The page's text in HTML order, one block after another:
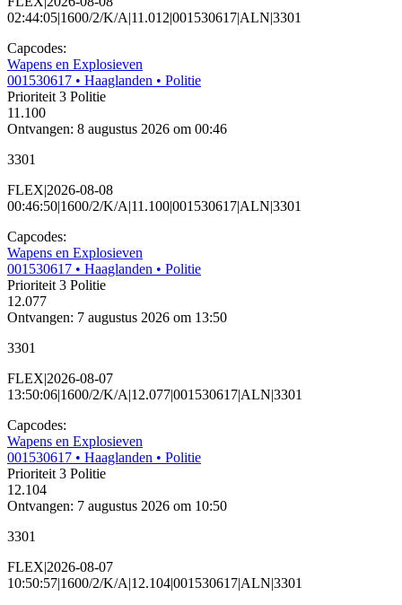
02:44:05|1600/2/K/A|11.012|001530617|ALN|3301
Capcodes:
Wapens en Explosieven
001530617 • Haaglanden • Politie
Prioriteit 3 Politie
11.100
Ontvangen: 8 augustus 2026 om 00:46
3301
FLEX|2026-08-08
00:46:50|1600/2/K/A|11.100|001530617|ALN|3301
Capcodes:
Wapens en Explosieven
001530617 • Haaglanden • Politie
Prioriteit 3 Politie
12.077
Ontvangen: 7 augustus 2026 om 13:50
3301
FLEX|2026-08-07
13:50:06|1600/2/K/A|12.077|001530617|ALN|3301
Capcodes:
Wapens en Explosieven
001530617 • Haaglanden • Politie
Prioriteit 3 Politie
12.104
Ontvangen: 7 augustus 2026 om 10:50
3301
FLEX|2026-08-07
10:50:57|1600/2/K/A|12.104|001530617|ALN|3301